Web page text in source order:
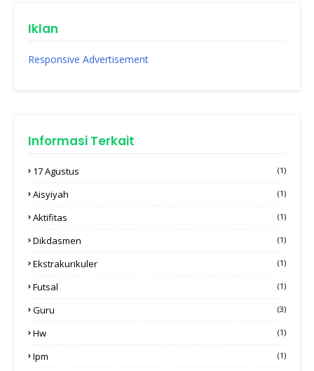
Iklan
Responsive Advertisement
Informasi Terkait
17 Agustus (1)
Aisyiyah (1)
Aktifitas (1)
Dikdasmen (1)
Ekstrakurikuler (1)
Futsal (1)
Guru (3)
Hw (1)
Ipm (1)